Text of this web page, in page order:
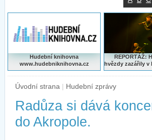
Hudební knihovna
www.hudebniknihovna.cz
REPORTÁŽ:
hvězdy zazářily v
Úvodní strana | Hudební zprávy
Radůza si dává
do Akropole.